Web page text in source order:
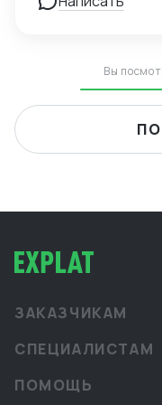
(Росздравнадзор).
лаборатория и
Вы
ЗАКАЗЧИКАМ
СПЕЦИАЛИСТАМ
ПОМОЩЬ